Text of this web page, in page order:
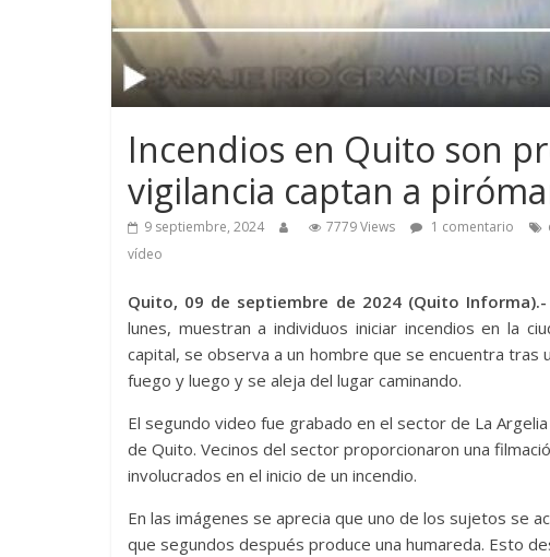
Incendios en Quito son
vigilancia captan a
9 septiembre, 2024 7779 Views 1 comentario
vídeo
Quito, 09 de septiembre de 2024 (Quito Informa).-
lunes, muestran a individuos iniciar incendios en la
capital, se observa a un hombre que se encuentra tras
fuego y luego y se aleja del lugar caminando.
El segundo video fue grabado en el sector de La
de Quito. Vecinos del sector proporcionaron una
involucrados en el inicio de un incendio.
En las imágenes se aprecia que uno de los sujetos se
que segundos después produce una humareda. Esto